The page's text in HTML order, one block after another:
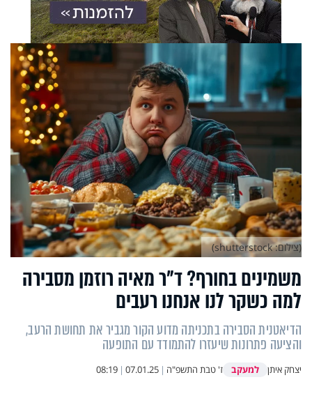
משמינים בחורף? ד"ר מאיה רוזמן מסבירה
למה כשקר לנו אנחנו רעבים
הדיאטנית הסבירה בתכניתה מדוע הקור מגביר את תחושת הרעב,
והציעה פתרונות שיעזרו להתמודד עם התופעה
יצחק איתן למעקב ז' טבת התשפ"ה |
07.01.25
|
08:19
(צילום: shutterstock)